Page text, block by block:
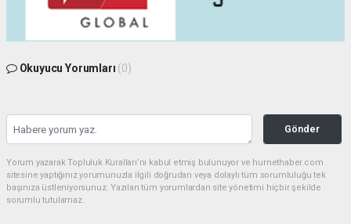
Okuyucu Yorumları (0)
Gönder
Yorum yazarak Topluluk Kuralları’nı kabul etmiş bulunuyor ve hurnethaber.com
sitesine yaptığınız yorumunuzla ilgili doğrudan veya dolaylı tüm sorumluluğu tek
başınıza üstleniyorsunuz. Yazılan tüm yorumlardan site yönetimi hiçbir şekilde
sorumlu tutulamaz.